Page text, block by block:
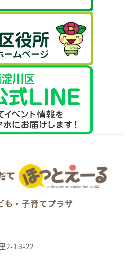
も・子育てプラザ
2-13-22